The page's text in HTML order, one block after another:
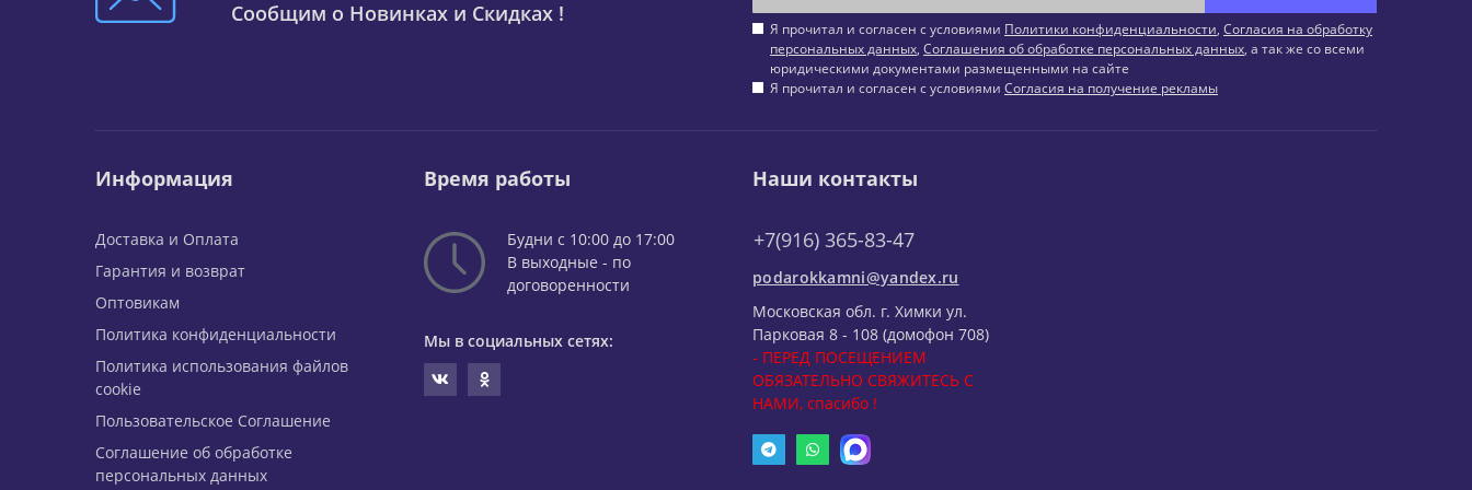
Сообщим о Новинках и Скидках !
Я прочитал и согласен с условиями Политики конфиденциальности, Согласия на обработку
персональных данных, Соглашения об обработке персональных данных, а так же со всеми
юридическими документами размещенными на сайте
Я прочитал и согласен с условиями Согласия на получение рекламы
Информация
Доставка и Оплата
Гарантия и возврат
Оптовикам
Политика конфиденциальности
Политика использования файлов
cookie
Пользовательское Соглашение
Соглашение об обработке
персональных данных
Время работы
Будни с 10:00 до 17:00
В выходные - по
договоренности
Мы в социальных сетях:
Наши контакты
+7(916) 365-83-47
podarokkamni@yandex.ru
Московская обл. г. Химки ул.
Парковая 8 - 108 (домофон 708)
- ПЕРЕД ПОСЕЩЕНИЕМ
ОБЯЗАТЕЛЬНО СВЯЖИТЕСЬ С
НАМИ, спасибо !